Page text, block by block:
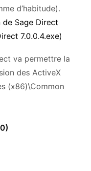
d’habitude).
Sage Direct
7.0.0.4.exe)
va permettre la
des ActiveX
(x86)\Common